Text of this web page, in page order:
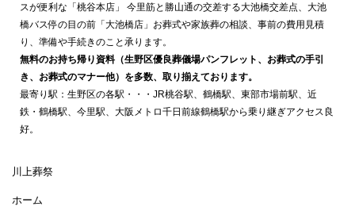
スが便利な「桃谷本店」 今里筋と勝山通の交差する大池橋交差点、大池
橋バス停の目の前「大池橋店」お葬式や家族葬の相談、事前の費用見積
り、準備や手続きのこと承ります。
無料のお持ち帰り資料（生野区優良葬儀場パンフレット、お葬式の手引
き、お葬式のマナー他）を多数、取り揃えております。
最寄り駅：生野区の各駅・・・JR桃谷駅、鶴橋駅、東部市場前駅、近
鉄・鶴橋駅、今里駅、大阪メトロ千日前線鶴橋駅から乗り継ぎアクセス良
好。
川上葬祭
ホーム